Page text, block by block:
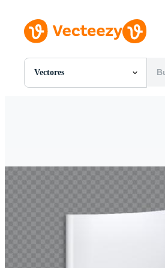
Vectores
Todas Imágenes
Videos
Gráficos en Movimiento
Imágenes Editoriales
Eventos Editoriales